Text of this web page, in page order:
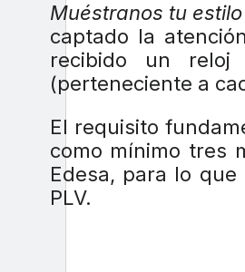
Muéstranos tu estilo
captado la
recibido un reloj
(perteneciente a
El requisito
como mínimo tres
Edesa, para lo
PLV.